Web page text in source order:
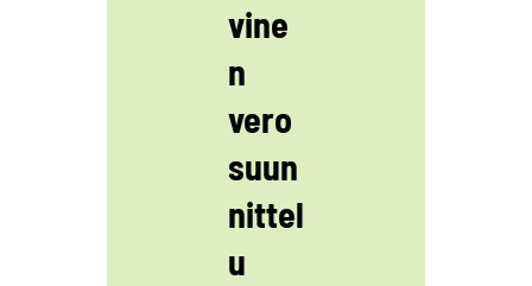
vine
n
vero
suun
nittel
u